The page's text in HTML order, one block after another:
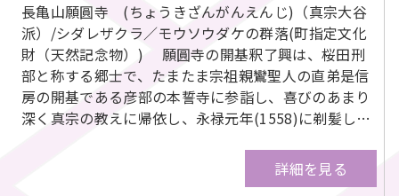
長亀山願圓寺 (ちょうきざんがんえんじ)（真宗大谷
派）/シダレザクラ／モウソウダケの群落(町指定文化
財（天然記念物）) 願圓寺の開基釈了興は、桜田刑
部と称する郷士で、たまたま宗祖親鸞聖人の直弟是信
房の開基である彦部の本誓寺に参詣し、喜びのあまり
深く真宗の教えに帰依し、永禄元年(1558)に剃髪し…
詳細を見る